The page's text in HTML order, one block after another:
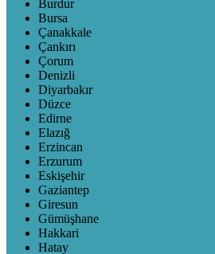
Burdur
Bursa
Çanakkale
Çankırı
Çorum
Denizli
Diyarbakır
Düzce
Edirne
Elazığ
Erzincan
Erzurum
Eskişehir
Gaziantep
Giresun
Gümüşhane
Hakkari
Hatay